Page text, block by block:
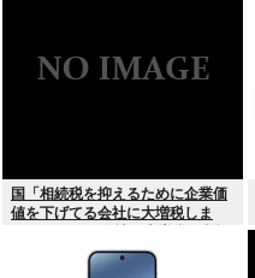
国「相続税を抑えるために企業価
値を下げてる会社に大増税しま